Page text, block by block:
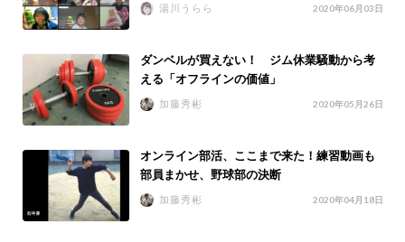
湯川うらら 2020年06月03日
ダンベルが買えない！ ジム休業騒動から考
える「オフラインの価値」
加藤秀彬 2020年05月26日
オンライン部活、ここまで来た！練習動画も
部員まかせ、野球部の決断
加藤秀彬 2020年04月18日